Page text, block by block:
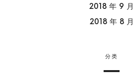
2018 年 9 月
2018 年 8 月
分类